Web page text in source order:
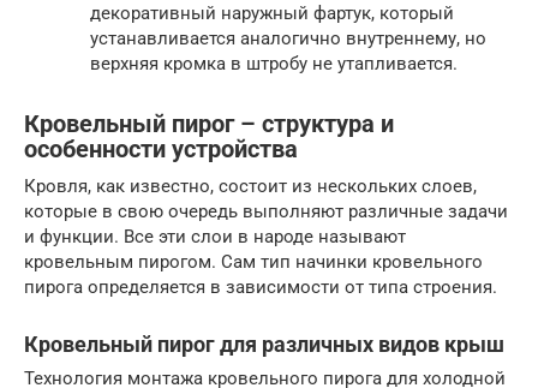
декоративный наружный фартук, который
устанавливается аналогично внутреннему, но
верхняя кромка в штробу не утапливается.
Кровельный пирог – структура и
особенности устройства
Кровля, как известно, состоит из нескольких слоев,
которые в свою очередь выполняют различные задачи
и функции. Все эти слои в народе называют
кровельным пирогом. Сам тип начинки кровельного
пирога определяется в зависимости от типа строения.
Кровельный пирог для различных видов крыш
Технология монтажа кровельного пирога для холодной